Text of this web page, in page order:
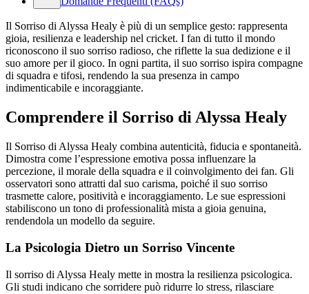
Il Sorriso di Alyssa Healy è più di un semplice gesto: rappresenta
gioia, resilienza e leadership nel cricket. I fan di tutto il mondo
riconoscono il suo sorriso radioso, che riflette la sua dedizione e il
suo amore per il gioco. In ogni partita, il suo sorriso ispira compagne
di squadra e tifosi, rendendo la sua presenza in campo
indimenticabile e incoraggiante.
Comprendere il Sorriso di Alyssa Healy
Il Sorriso di Alyssa Healy combina autenticità, fiducia e spontaneità.
Dimostra come l’espressione emotiva possa influenzare la
percezione, il morale della squadra e il coinvolgimento dei fan. Gli
osservatori sono attratti dal suo carisma, poiché il suo sorriso
trasmette calore, positività e incoraggiamento. Le sue espressioni
stabiliscono un tono di professionalità mista a gioia genuina,
rendendola un modello da seguire.
La Psicologia Dietro un Sorriso Vincente
Il sorriso di Alyssa Healy mette in mostra la resilienza psicologica.
Gli studi indicano che sorridere può ridurre lo stress, rilasciare